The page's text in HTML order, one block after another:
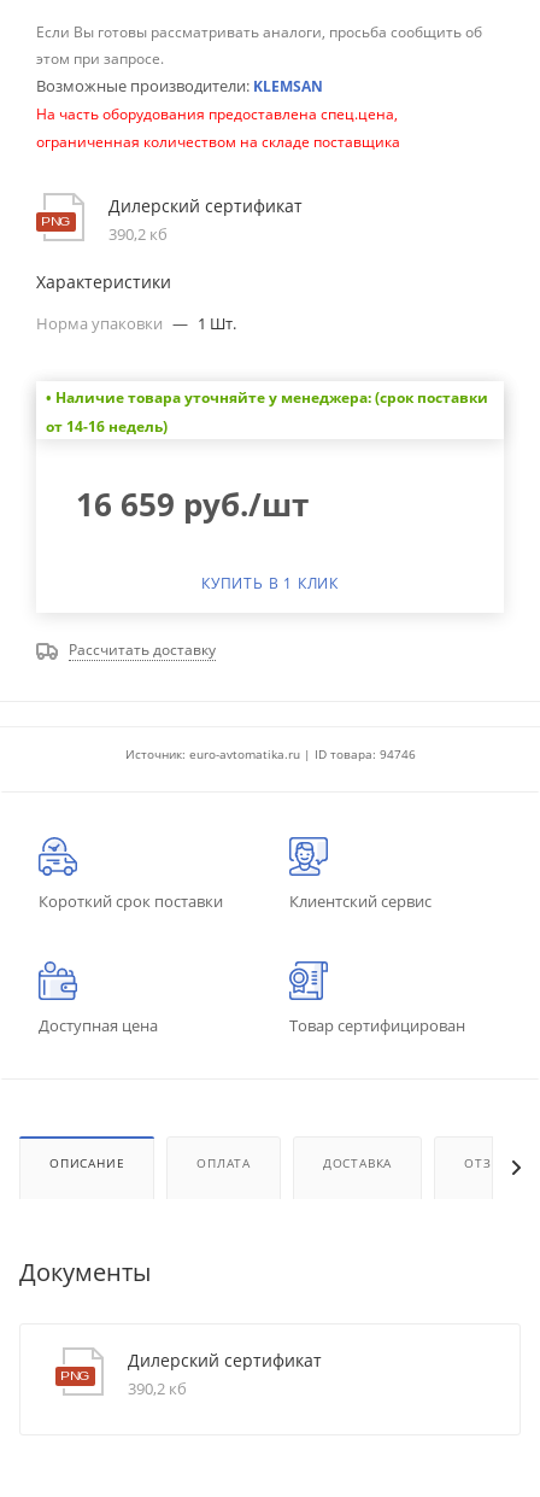
Если Вы готовы рассматривать аналоги, просьба сообщить об
этом при запросе.
Возможные производители: KLEMSAN
На часть оборудования предоставлена спец.цена,
ограниченная количеством на складе поставщика
Дилерский сертификат
390,2 кб
Характеристики
Норма упаковки — 1 Шт.
• Наличие товара уточняйте у менеджера: (срок поставки
от 14-16 недель)
16 659 руб./шт
КУПИТЬ В 1 КЛИК
Рассчитать доставку
Источник: euro-avtomatika.ru | ID товара: 94746
Короткий срок поставки Клиентский сервис
Доступная цена Товар сертифицирован
ОПИСАНИЕ ОПЛАТА ДОСТАВКА ОТЗЫВЫ
Документы
Дилерский сертификат
390,2 кб